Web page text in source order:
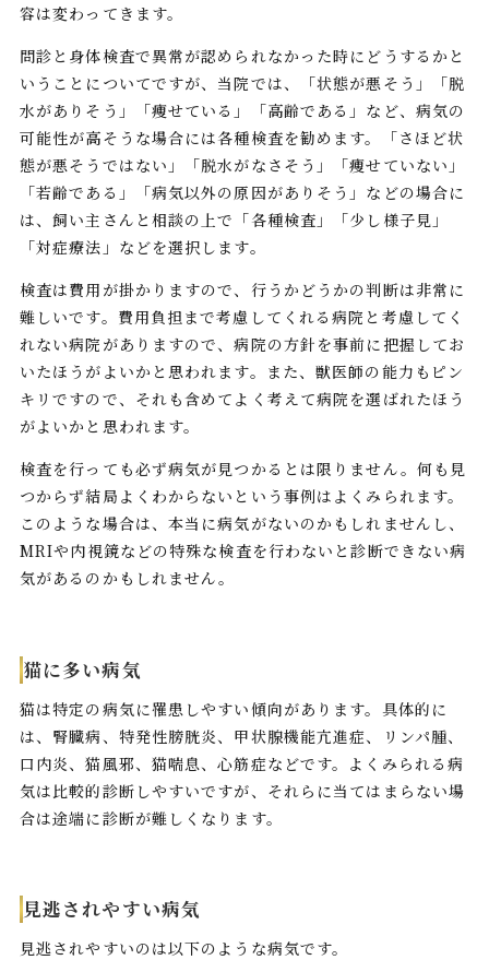
容は変わってきます。
問診と身体検査で異常が認められなかった時にどうするかと
いうことについてですが、当院では、「状態が悪そう」「脱
水がありそう」「痩せている」「高齢である」など、病気の
可能性が高そうな場合には各種検査を勧めます。「さほど状
態が悪そうではない」「脱水がなさそう」「痩せていない」
「若齢である」「病気以外の原因がありそう」などの場合に
は、飼い主さんと相談の上で「各種検査」「少し様子見」
「対症療法」などを選択します。
検査は費用が掛かりますので、行うかどうかの判断は非常に
難しいです。費用負担まで考慮してくれる病院と考慮してく
れない病院がありますので、病院の方針を事前に把握してお
いたほうがよいかと思われます。また、獣医師の能力もピン
キリですので、それも含めてよく考えて病院を選ばれたほう
がよいかと思われます。
検査を行っても必ず病気が見つかるとは限りません。何も見
つからず結局よくわからないという事例はよくみられます。
このような場合は、本当に病気がないのかもしれませんし、
MRIや内視鏡などの特殊な検査を行わないと診断できない病
気があるのかもしれません。
猫に多い病気
猫は特定の病気に罹患しやすい傾向があります。具体的に
は、腎臓病、特発性膀胱炎、甲状腺機能亢進症、リンパ腫、
口内炎、猫風邪、猫喘息、心筋症などです。よくみられる病
気は比較的診断しやすいですが、それらに当てはまらない場
合は途端に診断が難しくなります。
見逃されやすい病気
見逃されやすいのは以下のような病気です。